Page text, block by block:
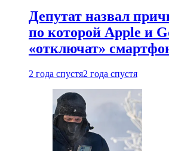
Депутат назвал
по которой Apple и
«отключат»
2 года спустя2 года спустя